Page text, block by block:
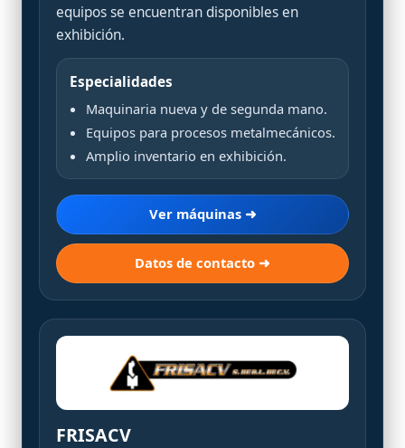
equipos se encuentran disponibles en
exhibición.
Especialidades
Maquinaria nueva y de segunda mano.
Equipos para procesos metalmecánicos.
Amplio inventario en exhibición.
Ver máquinas ➜
Datos de contacto ➜
FRISACV